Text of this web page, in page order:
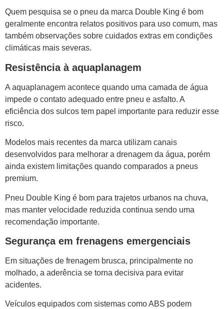
Quem pesquisa se o pneu da marca Double King é bom
geralmente encontra relatos positivos para uso comum, mas
também observações sobre cuidados extras em condições
climáticas mais severas.
Resistência à aquaplanagem
A aquaplanagem acontece quando uma camada de água
impede o contato adequado entre pneu e asfalto. A
eficiência dos sulcos tem papel importante para reduzir esse
risco.
Modelos mais recentes da marca utilizam canais
desenvolvidos para melhorar a drenagem da água, porém
ainda existem limitações quando comparados a pneus
premium.
Pneu Double King é bom para trajetos urbanos na chuva,
mas manter velocidade reduzida continua sendo uma
recomendação importante.
Segurança em frenagens emergenciais
Em situações de frenagem brusca, principalmente no
molhado, a aderência se torna decisiva para evitar
acidentes.
Veículos equipados com sistemas como ABS podem